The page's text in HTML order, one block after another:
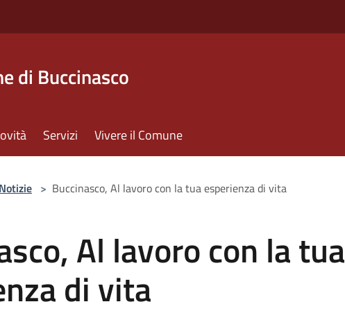
di Buccinasco
Servizi Vivere il Comune
Notizie > Buccinasco, Al lavoro con la tua esperienza di vita
Al lavoro con la tua
di vita